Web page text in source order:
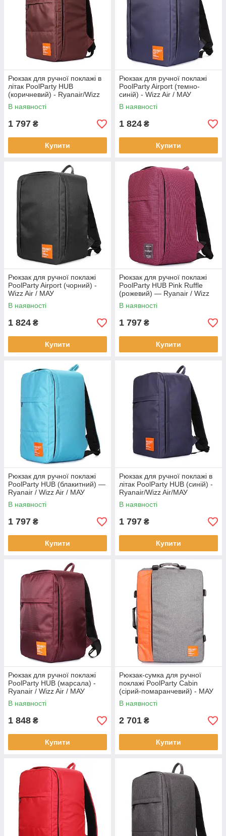
Рюкзак для ручної поклажі в
літак PoolParty HUB
(коричневий) - Ryanair/Wizz
Air/МАУ
В наявності
1 797 ₴
Купити
Рюкзак для ручної поклажі
PoolParty Airport (темно-
синій) - Wizz Air / МАУ
В наявності
1 824 ₴
Купити
Рюкзак для ручної поклажі
PoolParty Airport (чорний) -
Wizz Air / МАУ
В наявності
1 824 ₴
Купити
Рюкзак для ручної поклажі
PoolParty HUB Pink Ruffle
(рожевий) — Ryanair / Wizz
Air / МАУ
В наявності
1 797 ₴
Купити
Рюкзак для ручної поклажі
PoolParty HUB (блакитний) —
Ryanair / Wizz Air / МАУ
В наявності
1 797 ₴
Купити
Рюкзак для ручної поклажі в
літак PoolParty HUB (синій) -
Ryanair/Wizz Air/МАУ
В наявності
1 797 ₴
Купити
Рюкзак для ручної поклажі
PoolParty HUB (марсала) -
Ryanair / Wizz Air / МАУ
В наявності
1 848 ₴
Купити
Рюкзак-сумка для ручної
поклажі PoolParty Cabin
(сірий-помаранчевий) - МАУ
В наявності
2 701 ₴
Купити